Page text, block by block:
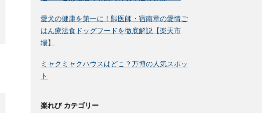
愛犬の健康を第一に！獣医師・宿南章の愛情ご
はん療法食ドッグフードを徹底解説【楽天市
場】
ミャクミャクハウスはどこ？万博の人気スポッ
ト
楽れび カテゴリー